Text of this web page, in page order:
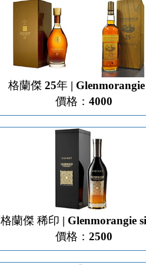
格蘭傑 25年 |
價格：4000
格蘭傑 稀印 | Glenmorangie
價格：2500